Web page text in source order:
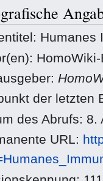
Humanes
der letzten
des Abrufs:
URL: